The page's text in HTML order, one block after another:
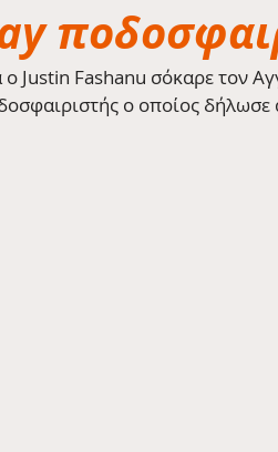
Justin Fashanu σόκαρε τον
ο οποίος